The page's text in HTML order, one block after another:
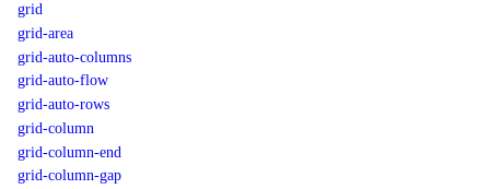
grid
grid-area
grid-auto-columns
grid-auto-flow
grid-auto-rows
grid-column
grid-column-end
grid-column-gap